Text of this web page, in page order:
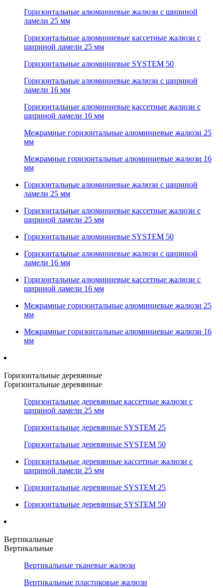
Горизонтальные алюминиевые жалюзи с шириной
ламели 25 мм
Горизонтальные алюминиевые кассетные жалюзи с
шириной ламели 25 мм
Горизонтальные алюминиевые SYSTEM 50
Горизонтальные алюминиевые жалюзи с шириной
ламели 16 мм
Горизонтальные алюминиевые кассетные жалюзи с
шириной ламели 16 мм
Межрамные горизонтальные алюминиевые жалюзи 25
мм
Межрамные горизонтальные алюминиевые жалюзи 16
мм
Горизонтальные алюминиевые жалюзи с шириной
ламели 25 мм
Горизонтальные алюминиевые кассетные жалюзи с
шириной ламели 25 мм
Горизонтальные алюминиевые SYSTEM 50
Горизонтальные алюминиевые жалюзи с шириной
ламели 16 мм
Горизонтальные алюминиевые кассетные жалюзи с
шириной ламели 16 мм
Межрамные горизонтальные алюминиевые жалюзи 25
мм
Межрамные горизонтальные алюминиевые жалюзи 16
мм
Горизонтальные деревянные
Горизонтальные деревянные
Горизонтальные деревянные кассетные жалюзи с
шириной ламели 25 мм
Горизонтальные деревянные SYSTEM 25
Горизонтальные деревянные SYSTEM 50
Горизонтальные деревянные кассетные жалюзи с
шириной ламели 25 мм
Горизонтальные деревянные SYSTEM 25
Горизонтальные деревянные SYSTEM 50
Вертикальные
Вертикальные
Вертикальные тканевые жалюзи
Вертикальные пластиковые жалюзи